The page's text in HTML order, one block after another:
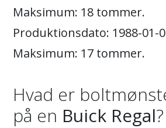
Maksimum: 18 tommer.
Produktionsdato: 1988-01-
Maksimum: 17 tommer.
Hvad er
på en Buick Regal?